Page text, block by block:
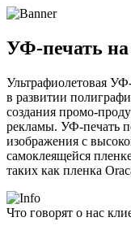
УФ-печать на
Ультрафиолетовая
в развитии
создания промо-
рекламы. УФ-печать
изображения с
самоклеящейся
таких как пленка
Что говорят о нас